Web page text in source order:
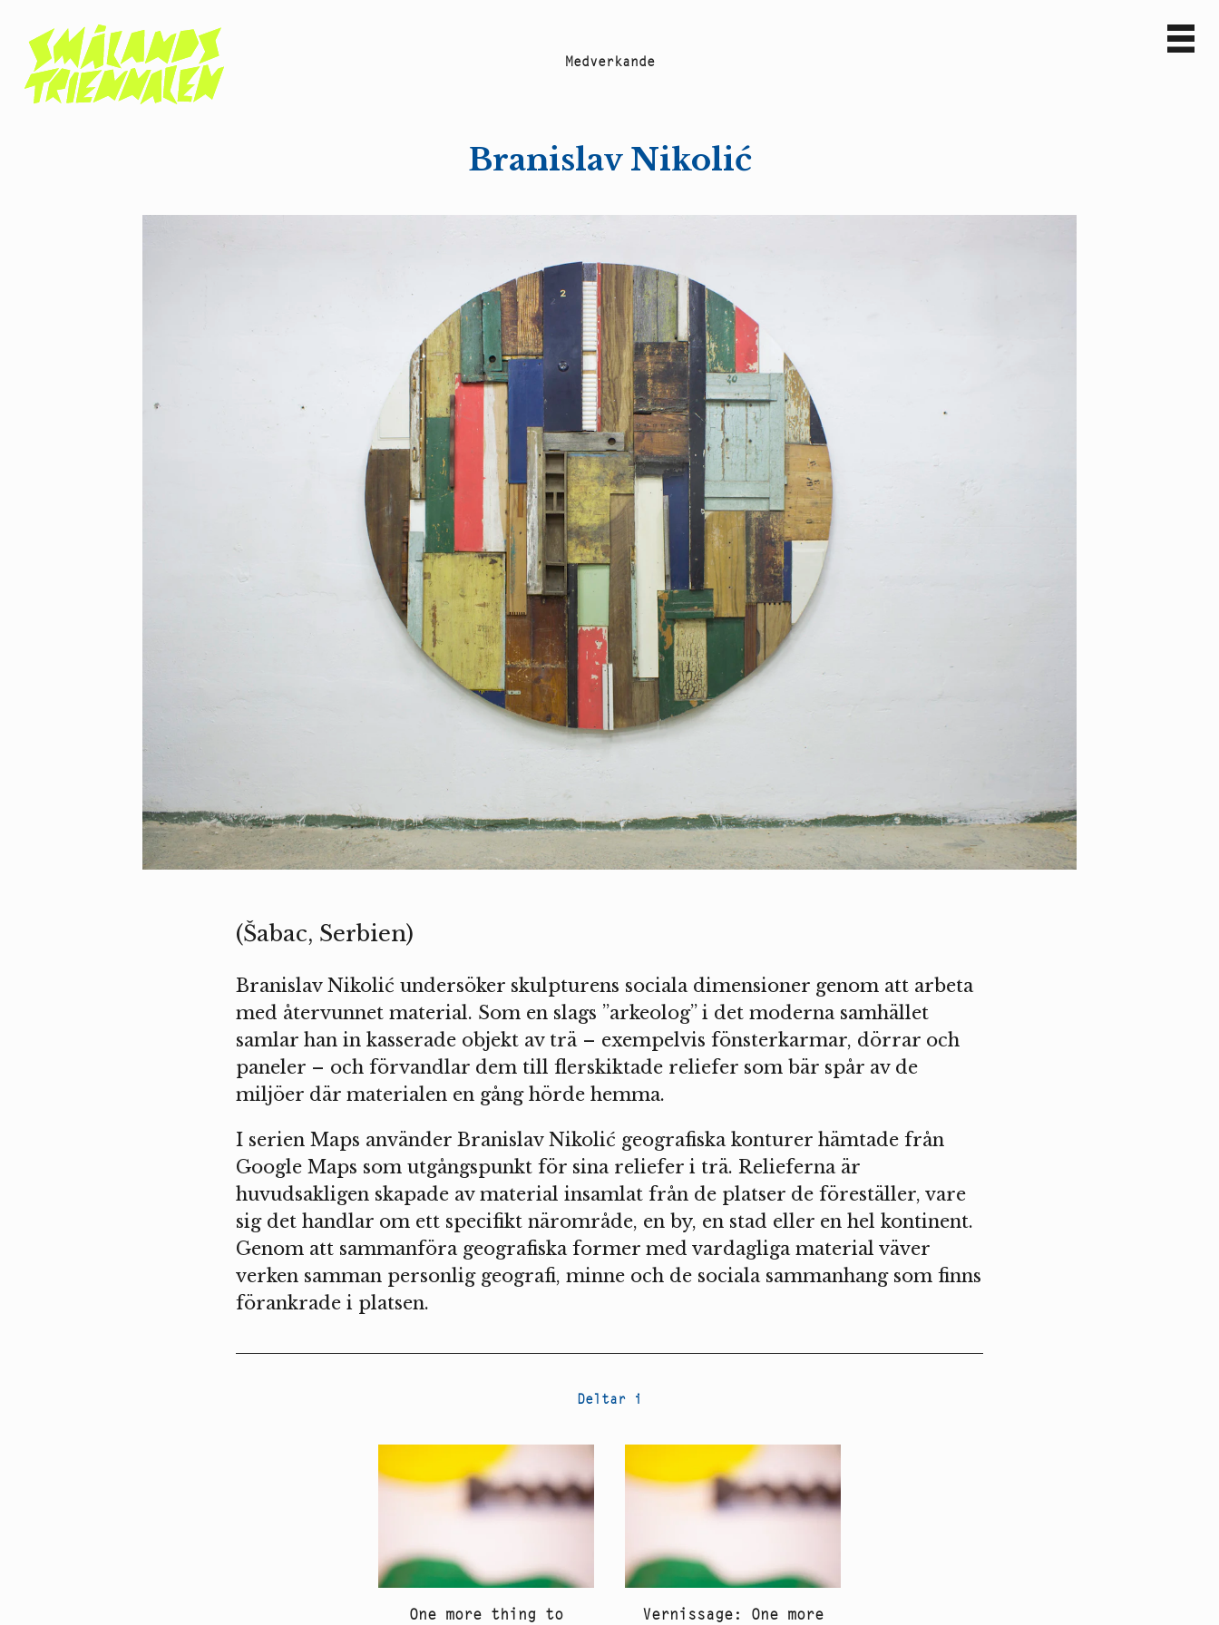
Medverkande
Branislav Nikolić
(Šabac, Serbien)
Branislav Nikolić undersöker skulpturens sociala dimensioner genom att arbeta
med återvunnet material. Som en slags ”arkeolog” i det moderna samhället
samlar han in kasserade objekt av trä – exempelvis fönsterkarmar, dörrar och
paneler – och förvandlar dem till flerskiktade reliefer som bär spår av de
miljöer där materialen en gång hörde hemma.
I serien Maps använder Branislav Nikolić geografiska konturer hämtade från
Google Maps som utgångspunkt för sina reliefer i trä. Relieferna är
huvudsakligen skapade av material insamlat från de platser de föreställer, vare
sig det handlar om ett specifikt närområde, en by, en stad eller en hel kontinent.
Genom att sammanföra geografiska former med vardagliga material väver
verken samman personlig geografi, minne och de sociala sammanhang som finns
förankrade i platsen.
Deltar i
One more thing to Vernissage: One more